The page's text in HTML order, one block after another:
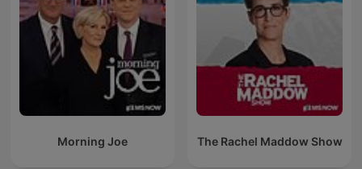
Morning Joe The Rachel Maddow Show